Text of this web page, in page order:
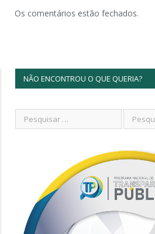
Os comentários estão fechados.
NÃO ENCONTROU O QUE QUERIA?